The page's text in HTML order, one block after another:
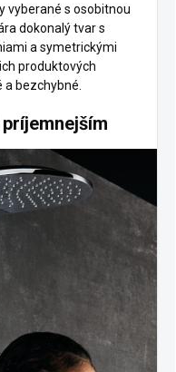
vyberané s osobitnou
dokonalý tvar s
a symetrickými
produktových
bezchybné.